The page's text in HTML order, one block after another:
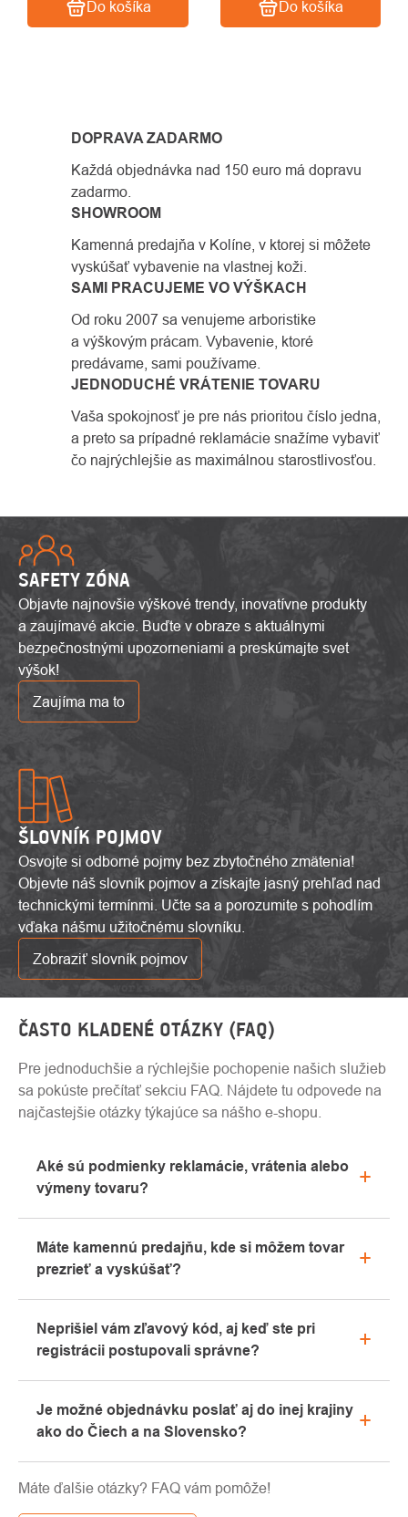
Do košíka Do košíka
VÝPISU
DOPRAVA ZADARMO
Každá objednávka nad 150 euro má dopravu
zadarmo.
SHOWROOM
Kamenná predajňa v Kolíne, v ktorej si môžete
vyskúšať vybavenie na vlastnej koži.
SAMI PRACUJEME VO VÝŠKACH
Od roku 2007 sa venujeme arboristike
a výškovým prácam. Vybavenie, ktoré
predávame, sami používame.
JEDNODUCHÉ VRÁTENIE TOVARU
Vaša spokojnosť je pre nás prioritou číslo jedna,
a preto sa prípadné reklamácie snažíme vybaviť
čo najrýchlejšie as maximálnou starostlivosťou.
SAFETY ZÓNA
Objavte najnovšie výškové trendy, inovatívne produkty
a zaujímavé akcie. Buďte v obraze s aktuálnymi
bezpečnostnými upozorneniami a preskúmajte svet
výšok!
Zaujíma ma to
ŠLOVNÍK POJMOV
Osvojte si odborné pojmy bez zbytočného zmätenia!
Objevte náš slovník pojmov a získajte jasný prehľad nad
technickými termínmi. Učte sa a porozumite s pohodlím
vďaka nášmu užitočnému slovníku.
Zobraziť slovník pojmov
ČASTO KLADENÉ OTÁZKY (FAQ)
Pre jednoduchšie a rýchlejšie pochopenie našich služieb
sa pokúste prečítať sekciu FAQ. Nájdete tu odpovede na
najčastejšie otázky týkajúce sa nášho e-shopu.
Aké sú podmienky reklamácie, vrátenia alebo
výmeny tovaru?
"Všetko o nákupe" alebo nás kontaktujte e-mailom
alebo telefonicky.
Máte kamennú predajňu, kde si môžem tovar
prezrieť a vyskúšať?
Kolíne. Radi vám tu poradíme s výberom vhodného
vybavenia, ktoré si môžete vyskúšať priamo v
Neprišiel vám zľavový kód, aj keď ste pri
registrácii postupovali správne?
záložku „hromadné“ alebo „SPAM“, veľmi často tu e-
mail s kódom končí. Ak ste aj napriek tomu svoj
info@pavouci.cz.
Je možné objednávku poslať aj do inej krajiny
ako do Čiech a na Slovensko?
cez GLS. Cena tejto dopravy je podľa kalkulácie od
Máte ďalšie otázky? FAQ vám pomôže!